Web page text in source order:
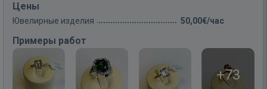
Цены
Ювелирные изделия 50,00€/час
Примеры работ
+73